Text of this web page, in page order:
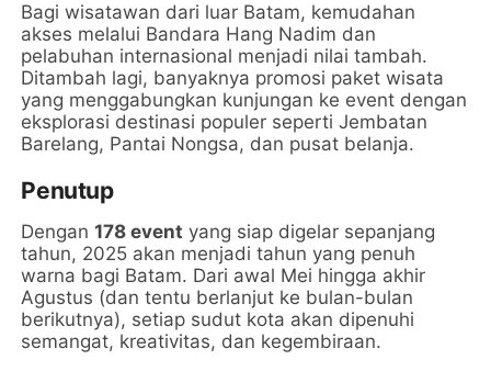
Bagi wisatawan dari luar Batam, kemudahan
akses melalui Bandara Hang Nadim dan
pelabuhan internasional menjadi nilai tambah.
Ditambah lagi, banyaknya promosi paket wisata
yang menggabungkan kunjungan ke event dengan
eksplorasi destinasi populer seperti Jembatan
Barelang, Pantai Nongsa, dan pusat belanja.
Penutup
Dengan178 event yang siap digelar sepanjang
tahun, 2025 akan menjadi tahun yang penuh
warna bagi Batam. Dari awal Mei hingga akhir
Agustus (dan tentu berlanjut ke bulan-bulan
berikutnya), setiap sudut kota akan dipenuhi
semangat, kreativitas, dan kegembiraan.